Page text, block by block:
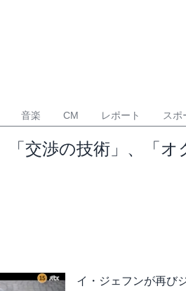
音楽 CM レポート スポ
交渉の技術」、「オ
イ・ジェフンが再び